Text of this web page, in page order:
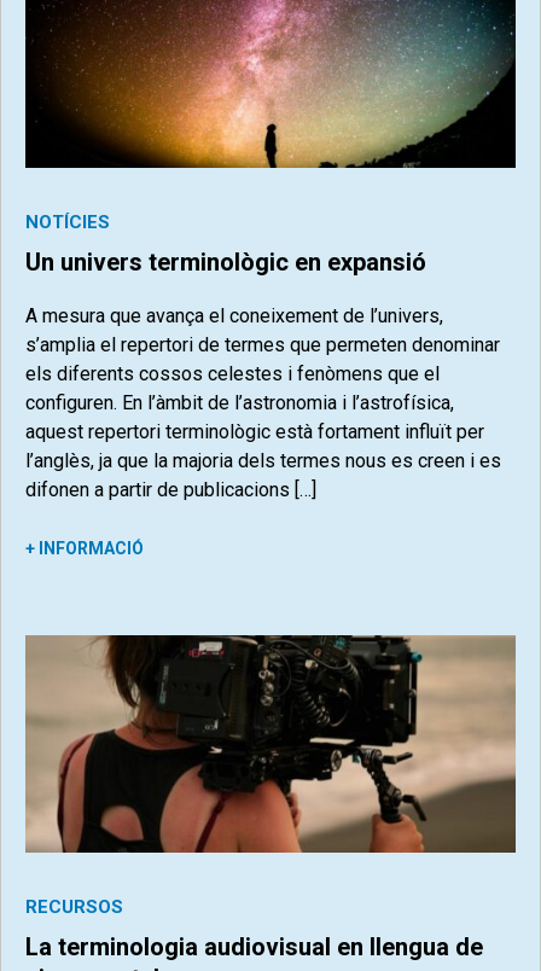
NOTÍCIES
Un univers terminològic en expansió
A mesura que avança el coneixement de l’univers,
s’amplia el repertori de termes que permeten denominar
els diferents cossos celestes i fenòmens que el
configuren. En l’àmbit de l’astronomia i l’astrofísica,
aquest repertori terminològic està fortament influït per
l’anglès, ja que la majoria dels termes nous es creen i es
difonen a partir de publicacions […]
+ INFORMACIÓ
RECURSOS
La terminologia audiovisual en llengua de